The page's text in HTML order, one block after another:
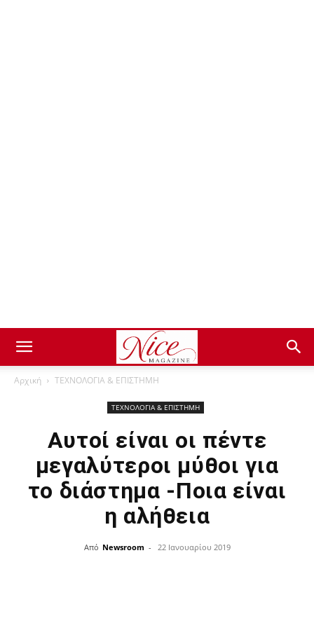
Αρχική ΤΕΧΝΟΛΟΓΙΑ & ΕΠΙΣΤΗΜΗ
ΤΕΧΝΟΛΟΓΙΑ & ΕΠΙΣΤΗΜΗ
Αυτοί είναι οι πέντε
μεγαλύτεροι μύθοι για
το διάστημα -Ποια είναι
η αλήθεια
Από Newsroom - 22 Ιανουαρίου 2019